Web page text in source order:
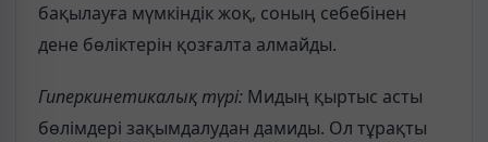
бақылауға мүмкіндік жоқ, соның себебінен
дене бөліктерін қозғалта алмайды.
Гиперкинетикалық түрі: Мидың қыртыс асты
бөлімдері зақымдалудан дамиды. Ол тұрақты